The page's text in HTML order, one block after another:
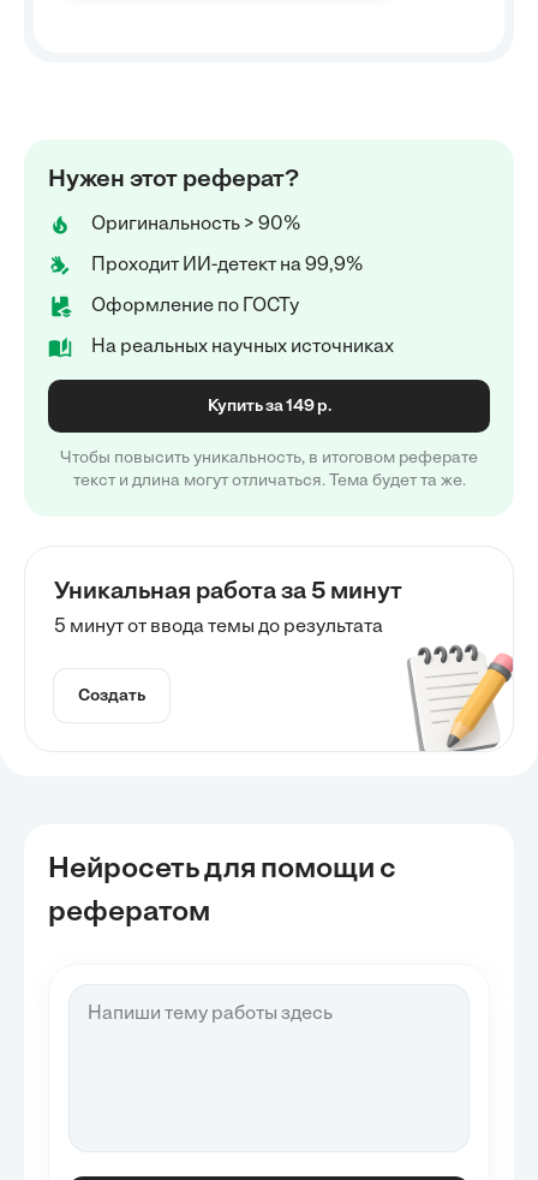
Нужен этот реферат?
Оригинальность > 90%
Проходит ИИ-детект на 99,9%
Оформление по ГОСТу
На реальных научных источниках
Купить за 149 р.
Чтобы повысить уникальность, в итоговом реферате
текст и длина могут отличаться. Тема будет та же.
Уникальная работа за 5 минут
5 минут от ввода темы до результата
Создать
Нейросеть для помощи с
рефератом